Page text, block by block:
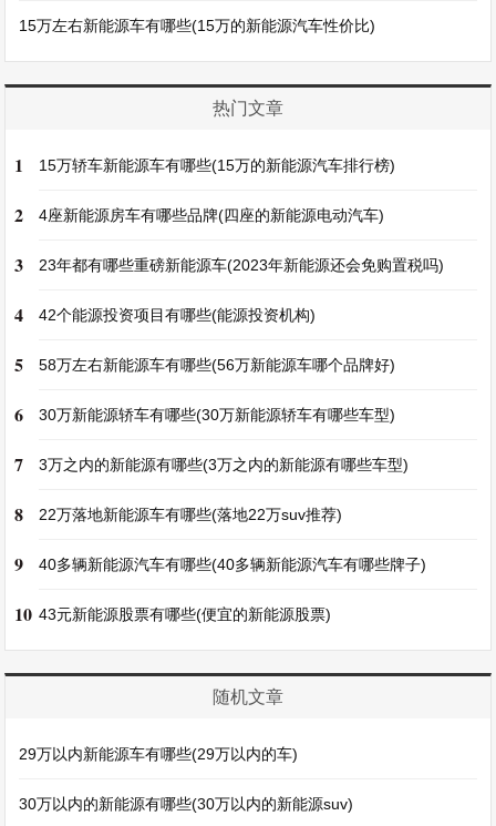
15万左右新能源车有哪些(15万的新能源汽车性价比)
热门文章
1 15万轿车新能源车有哪些(15万的新能源汽车排行榜)
2 4座新能源房车有哪些品牌(四座的新能源电动汽车)
3 23年都有哪些重磅新能源车(2023年新能源还会免购置税吗)
4 42个能源投资项目有哪些(能源投资机构)
5 58万左右新能源车有哪些(56万新能源车哪个品牌好)
6 30万新能源轿车有哪些(30万新能源轿车有哪些车型)
7 3万之内的新能源有哪些(3万之内的新能源有哪些车型)
8 22万落地新能源车有哪些(落地22万suv推荐)
9 40多辆新能源汽车有哪些(40多辆新能源汽车有哪些牌子)
10 43元新能源股票有哪些(便宜的新能源股票)
随机文章
29万以内新能源车有哪些(29万以内的车)
30万以内的新能源有哪些(30万以内的新能源suv)